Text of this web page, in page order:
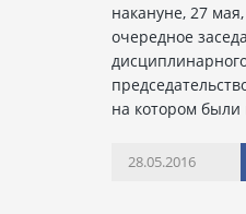
накануне, 27
очередное
на котором
28.05.2016